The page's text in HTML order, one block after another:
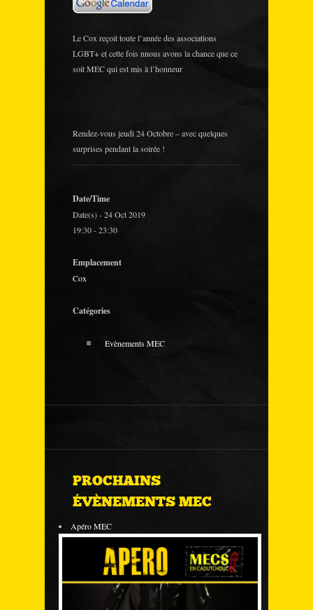
Le Cox reçoit toute l’année des associations
LGBT+ et cette fois nnous avons la chance que ce
soit MEC qui est mis à l’honneur
Rendez-vous jeudi 24 Octobre – avec quelques
surprises pendant la soirée !
Date/Time
Date(s) - 24 Oct 2019
19:30 - 23:30
Emplacement
Cox
Catégories
Evènements MEC
PROCHAINS
ÉVÈNEMENTS MEC
Apéro MEC